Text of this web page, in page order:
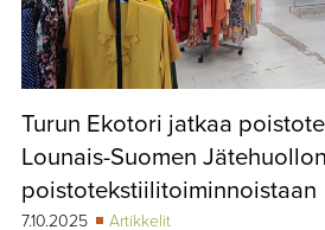
Turun Ekotori jatkaa
Lounais-Suomen
poistotekstiilitoiminnoistaan
7.10.2025
Artikkelit